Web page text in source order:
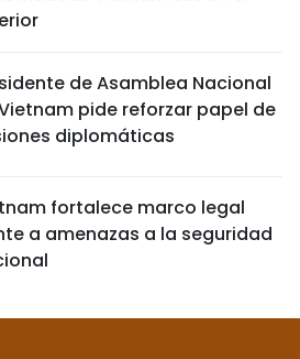
de Asamblea Nacional
pide reforzar papel de
diplomáticas
fortalece marco legal
a amenazas a la seguridad